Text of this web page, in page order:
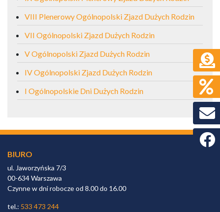
VIII Plenerowy Ogólnopolski Zjazd Dużych Rodzin
VII Ogólnopolski Zjazd Dużych Rodzin
V Ogólnopolski Zjazd Dużych Rodzin
IV Ogólnopolski Zjazd Dużych Rodzin
I Ogólnopolskie Dni Dużych Rodzin
BIURO
ul. Jaworzyńska 7/3
00-634 Warszawa
Czynne w dni robocze od 8.00 do 16.00
tel.: 533 473 244